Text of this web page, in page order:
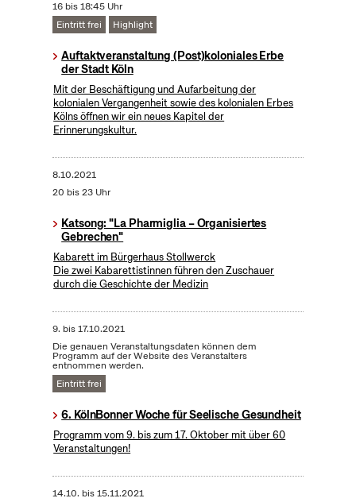
16 bis 18:45 Uhr
Eintritt frei
Highlight
Auftaktveranstaltung (Post)koloniales Erbe
der Stadt Köln
Mit der Beschäftigung und Aufarbeitung der
kolonialen Vergangenheit sowie des kolonialen Erbes
Kölns öffnen wir ein neues Kapitel der
Erinnerungskultur.
8.10.2021
20 bis 23 Uhr
Katsong: "La Pharmiglia – Organisiertes
Gebrechen"
Kabarett im Bürgerhaus Stollwerck
Die zwei Kabarettistinnen führen den Zuschauer
durch die Geschichte der Medizin
9. bis17.10.2021
Die genauen Veranstaltungsdaten können dem
Programm auf der Website des Veranstalters
entnommen werden.
Eintritt frei
6. KölnBonner Woche für Seelische Gesundheit
Programm vom 9. bis zum 17. Oktober mit über 60
Veranstaltungen!
14.10. bis15.11.2021